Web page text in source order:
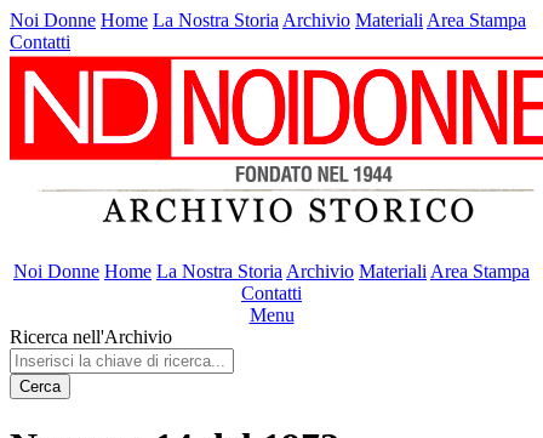
Noi Donne Home La Nostra Storia Archivio Materiali Area Stampa
Contatti
Noi Donne Home La Nostra Storia Archivio Materiali Area Stampa
Contatti
Menu
Ricerca nell'Archivio
Cerca